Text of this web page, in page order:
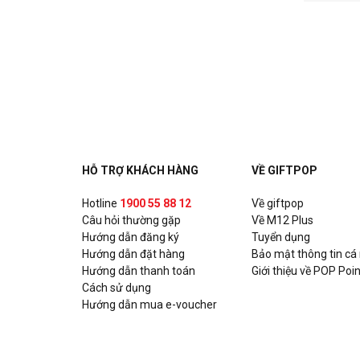
HỖ TRỢ KHÁCH HÀNG
Hotline 1900 55 88 12
Câu hỏi thường gặp
Hướng dẫn đăng ký
Hướng dẫn đặt hàng
Hướng dẫn thanh toán
Cách sử dụng
Hướng dẫn mua e-voucher
VỀ GIFTPOP
Về giftpop
Về M12 Plus
Tuyển dụng
Bảo mật thông tin cá
Giới thiệu về POP